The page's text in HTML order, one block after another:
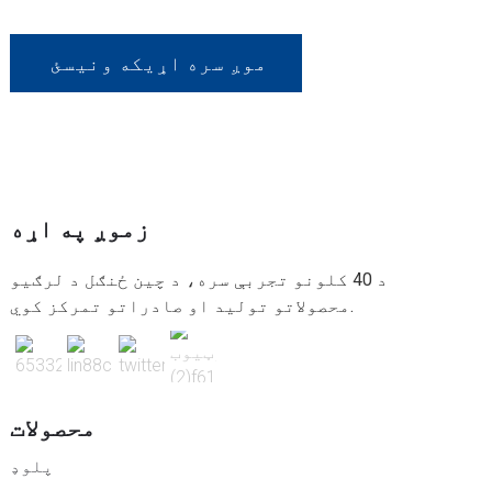
موږ سره اړیکه ونیسئ
زموږ په اړه
د 40 کلونو تجربې سره، د چین ځنګل د لرګیو
محصولاتو تولید او صادراتو تمرکز کوي.
محصولات
پلوډ